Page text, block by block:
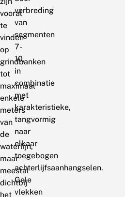
vooral
te
vinden
op
grindbanken
tot
maximaal
enkele
meters
van
de
waterlijn,
maar
meestal
dichtbij
het
verbreding
van
segmenten
7-
10,
in
combinatie
met
karakteristieke,
tangvormig
naar
elkaar
toegebogen
achterlijfsaanhangselen.
Gele
vlekken